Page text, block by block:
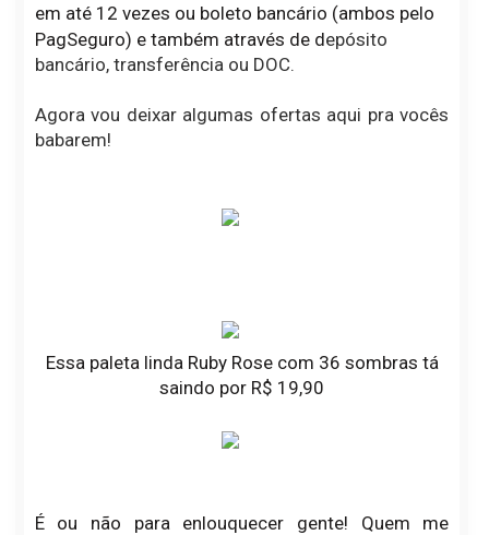
em até 12 vezes ou boleto bancário (ambos pelo
PagSeguro) e também através de depósito
bancário, transferência ou DOC.
Agora vou deixar algumas ofertas aqui pra vocês
babarem!
Essa paleta linda Ruby Rose com 36 sombras tá
saindo por R$ 19,90
É ou não para enlouquecer gente! Quem me